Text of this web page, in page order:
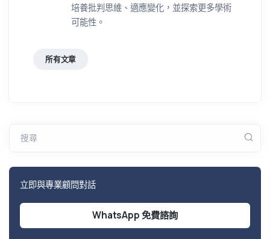
培養批判思維、適應變化，並探索更多學術
可能性。
所有文章
搜尋
立即與專業顧問對話
WhatsApp 免費諮詢